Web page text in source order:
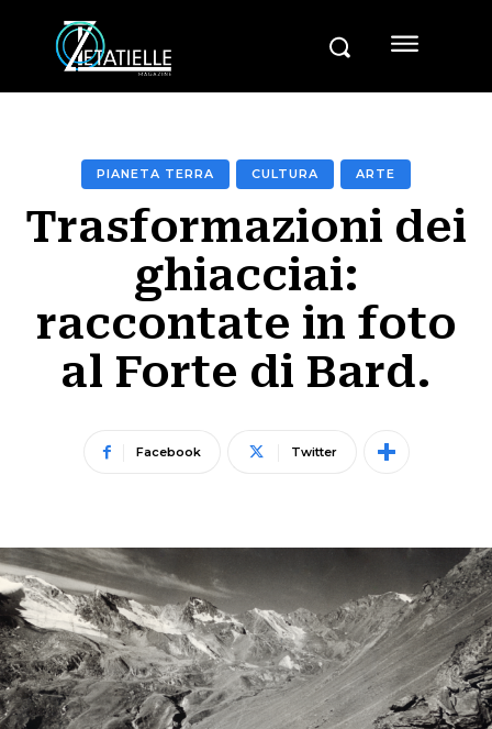
PIANETA TERRA CULTURA ARTE
Trasformazioni dei
ghiacciai:
raccontate in foto
al Forte di Bard.
Facebook Twitter